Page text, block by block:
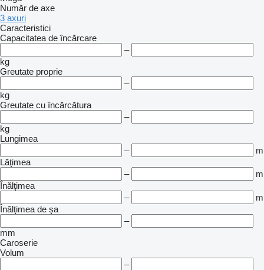
Număr de axe
3 axuri
Caracteristici
Capacitatea de încărcare
–
kg
Greutate proprie
–
kg
Greutate cu încărcătura
–
kg
Lungimea
–
m
Lăţimea
–
m
Înălţimea
–
m
Înălţimea de şa
–
mm
Caroserie
Volum
–